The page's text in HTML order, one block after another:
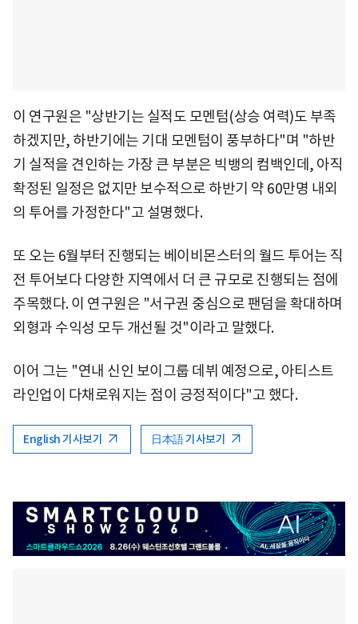
이 연구원은 "상반기는 실적도 모멘텀(상승 여력)도 부족
하겠지만, 하반기에는 기대 모멘텀이 풍부하다"며 "하반
기 실적을 견인하는 가장 큰 부분은 빅뱅의 컴백인데, 아직
확정된 일정은 없지만 보수적으로 하반기 약 60만명 내외
의 투어를 가정한다"고 설명했다.
또 오는 6월부터 진행되는 베이비몬스터의 월드 투어는 직
전 투어보다 다양한 지역에서 더 큰 규모로 진행되는 점에
주목했다. 이 연구원은 "서구권 중심으로 팬덤을 확대하며
외형과 수익성 모두 개선될 것"이라고 말했다.
이어 그는 "연내 신인 보이그룹 데뷔 예정으로, 아티스트
라인업이 다채로워지는 점이 긍정적이다"고 했다.
English 기사보기 日本語 기사보기